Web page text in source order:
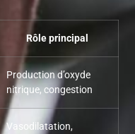
Rôle principal
Production d’oxyde
nitrique, congestion
Vasodilatation,